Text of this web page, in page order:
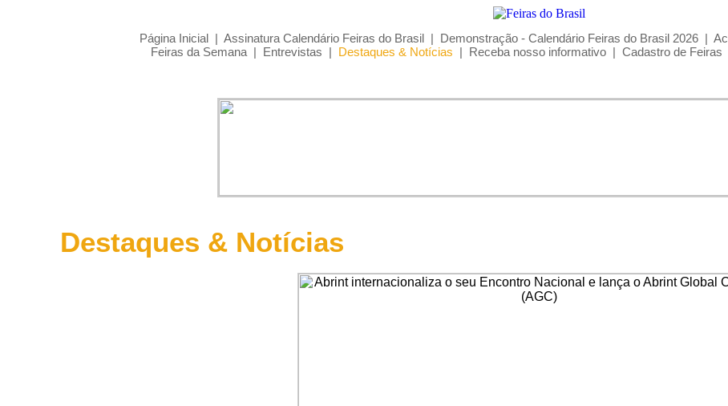
Página Inicial | Assinatura Calendário Feiras do Brasil | Demonstração - Calendário Feiras do Brasil 2026 |
Feiras da Semana | Entrevistas | Destaques & Notícias | Receba nosso informativo | Cadastro de Feiras
Destaques & Notícias